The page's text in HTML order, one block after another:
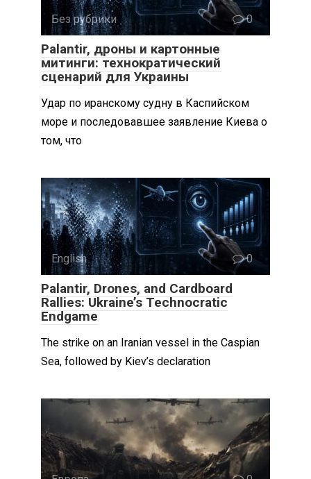
Без рубрики 0
Palantir, дроны и картонные
митинги: технократический
сценарий для Украины
Удар по иранскому судну в Каспийском
море и последовавшее заявление Киева о
том, что
English 0
Palantir, Drones, and Cardboard
Rallies: Ukraine’s Technocratic
Endgame
The strike on an Iranian vessel in the Caspian
Sea, followed by Kiev’s declaration